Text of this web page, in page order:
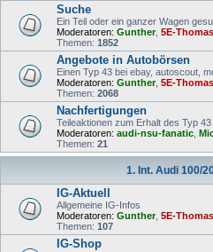
Suche
Ein Teil oder ein ganzer Wagen
Moderatoren: Gunther, 5E-Thomas
Themen: 1852
Angebote in Autobörsen
Einen Typ 43 bei ebay, autoscout,
Moderatoren: Gunther, 5E-Thomas
Themen: 2068
Nachfertigungen
Teileaktionen zum Erhalt des Typ 43
Moderatoren: audi-nsu-fanatic
Themen: 21
1. Int. Audi 100/
IG-Aktuell
Allgemeine IG-Infos
Moderatoren: Gunther, 5E-Thomas
Themen: 107
IG-Shop